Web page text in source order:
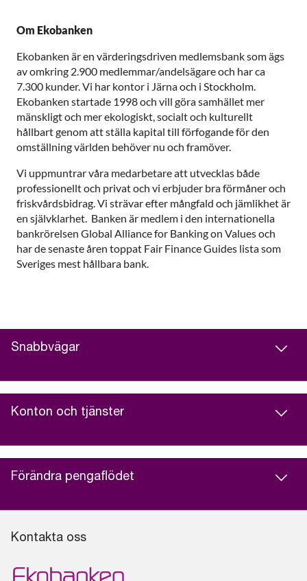
Om Ekobanken
Ekobanken är en värderingsdriven medlemsbank som ägs
av omkring 2.900 medlemmar/andelsägare och har ca
7.300 kunder. Vi har kontor i Järna och i Stockholm.
Ekobanken startade 1998 och vill göra samhället mer
mänskligt och mer ekologiskt, socialt och kulturellt
hållbart genom att ställa kapital till förfogande för den
omställning världen behöver nu och framöver.
Vi uppmuntrar våra medarbetare att utvecklas både
professionellt och privat och vi erbjuder bra förmåner och
friskvårdsbidrag. Vi strävar efter mångfald och jämlikhet är
en självklarhet. Banken är medlem i den internationella
bankrörelsen Global Alliance for Banking on Values och
har de senaste åren toppat Fair Finance Guides lista som
Sveriges mest hållbara bank.
Snabbvägar
Konton och tjänster
Förändra pengaflödet
Kontakta oss